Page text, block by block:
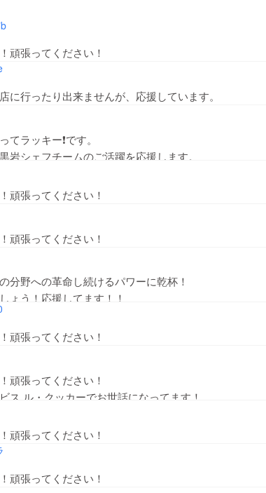
頑張ってください！
に行ったり出来ませんが、応援しています。
ラッキー❗️です。
岩シェフチームのご活躍を応援します。
頑張ってください！
頑張ってください！
分野への革命し続けるパワーに乾杯！
ょう！応援してます！！
頑張ってください！
頑張ってください！
ス ル・クッカーでお世話になってます！
頑張ってください！
頑張ってください！